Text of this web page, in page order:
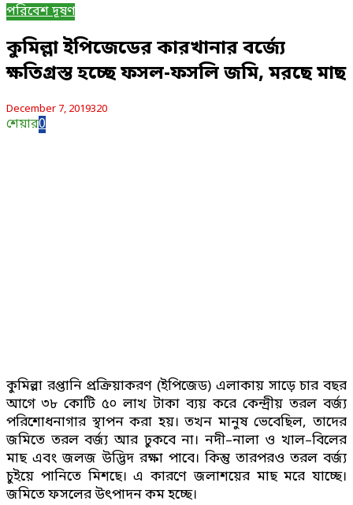
পরিবেশ দূষণ
কুমিল্লা ইপিজেডের কারখানার বর্জ্যে
ক্ষতিগ্রস্ত হচ্ছে ফসল-ফসলি জমি, মরছে মাছ
December 7, 2019320
শেয়ার0
কুমিল্লা রপ্তানি প্রক্রিয়াকরণ (ইপিজেড) এলাকায় সাড়ে চার বছর
আগে ৩৮ কোটি ৫০ লাখ টাকা ব্যয় করে কেন্দ্রীয় তরল বর্জ্য
পরিশোধনাগার স্থাপন করা হয়। তখন মানুষ ভেবেছিল, তাদের
জমিতে তরল বর্জ্য আর ঢুকবে না। নদী–নালা ও খাল–বিলের
মাছ এবং জলজ উদ্ভিদ রক্ষা পাবে। কিন্তু তারপরও তরল বর্জ্য
চুইয়ে পানিতে মিশছে। এ কারণে জলাশয়ের মাছ মরে যাচ্ছে।
জমিতে ফসলের উৎপাদন কম হচ্ছে।